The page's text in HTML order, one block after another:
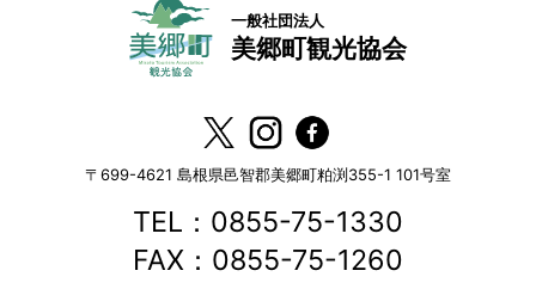
一般社団法人
美郷町観光協会
〒699-4621 島根県邑智郡美郷町粕渕355-1 101号室
TEL：0855-75-1330
FAX：0855-75-1260